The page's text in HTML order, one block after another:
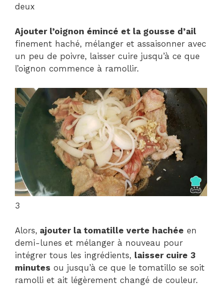
deux
Ajouter l’oignon émincé et la gousse d’ail
finement haché, mélanger et assaisonner avec
un peu de poivre, laisser cuire jusqu’à ce que
l’oignon commence à ramollir.
3
Alors, ajouter la tomatille verte hachée en
demi-lunes et mélanger à nouveau pour
intégrer tous les ingrédients, laisser cuire 3
minutes ou jusqu’à ce que le tomatillo se soit
ramolli et ait légèrement changé de couleur.